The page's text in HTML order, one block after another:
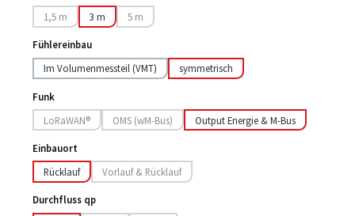
1,5 m
(Diese Option ist zurzeit nicht verfügbar.)
3 m 5 m
(Diese Option ist zurzeit nicht verfügbar.)
Fühlereinbau
Im Volumenmessteil (VMT)
symmetrisch
Funk
LoRaWAN®
(Diese Option ist zurzeit nicht verfügbar.)
OMS (wM-Bus)
(Diese Option ist zurzeit nicht verfügbar.)
Output Energie & M-Bus
Einbauort
Rücklauf
Vorlauf & Rücklauf
(Diese Option ist zurzeit nicht verfügbar.)
Durchfluss qp